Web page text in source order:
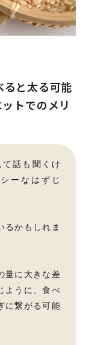
ると太る可能
トでのメリ
て話も聞くけ
ーなはずじ
るかもしれま
量に大きな差
ように、食べ
に繋がる可能